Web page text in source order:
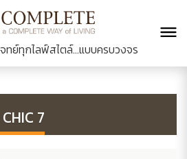
ทย์ทุกไลฟ์สไตล์...แบบครบวงจร
7